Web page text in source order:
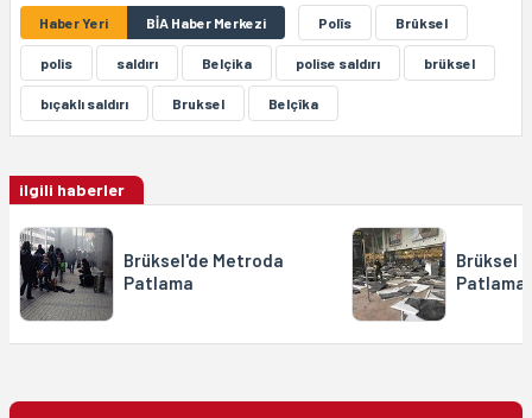
Haber Yeri BİA Haber Merkezi Polîs Brûksel
polis saldırı Belçika polise saldırı brüksel
bıçaklı saldırı Bruksel Belçîka
ilgili haberler
Brüksel'de Metroda
Patlama
Brüksel
Patlama